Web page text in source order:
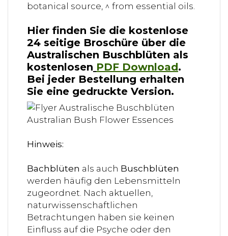
botanical source, ^ from essential oils.
Hier finden Sie die kostenlose
24 seitige Broschüre über die
Australischen Buschblüten als
kostenlosen PDF Download.
Bei jeder Bestellung erhalten
Sie eine gedruckte Version.
Hinweis:
Bachblüten als auch Buschblüten
werden häufig den Lebensmitteln
zugeordnet. Nach aktuellen,
naturwissenschaftlichen
Betrachtungen haben sie keinen
Einfluss auf die Psyche oder den